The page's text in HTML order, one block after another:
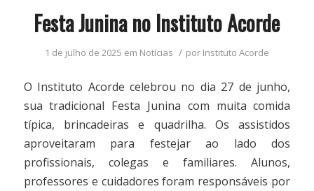
Festa Junina no Instituto Acorde
1 de julho de 2025 em Notícias / por Instituto Acorde
O Instituto Acorde celebrou no dia 27 de junho,
sua tradicional Festa Junina com muita comida
típica, brincadeiras e quadrilha. Os assistidos
aproveitaram para festejar ao lado dos
profissionais, colegas e familiares. Alunos,
professores e cuidadores foram responsáveis por